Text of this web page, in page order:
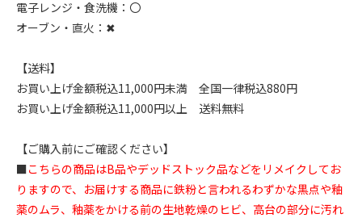
電子レンジ・食洗機：〇
オーブン・直火：✖
【送料】
お買い上げ金額税込11,000円未満 全国一律税込880円
お買い上げ金額税込11,000円以上 送料無料
【ご購入前にご確認ください】
■こちらの商品はB品やデッドストック品などをリメイクしてお
りますので、お届けする商品に鉄粉と言われるわずかな黒点や釉
薬のムラ、釉薬をかける前の生地乾燥のヒビ、高台の部分に汚れ